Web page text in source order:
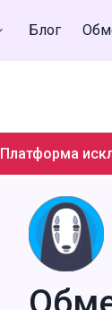
Блог
Платформа